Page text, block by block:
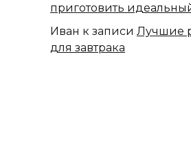
приготовить
Иван к записи Лучшие
для завтрака